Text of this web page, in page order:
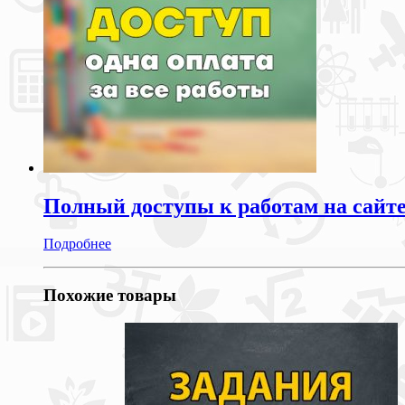
Полный доступы к работам на
Подробнее
Похожие товары